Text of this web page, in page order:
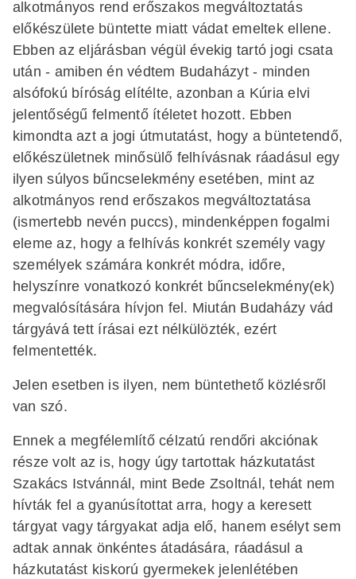
alkotmányos rend erőszakos megváltoztatás
előkészülete büntette miatt vádat emeltek ellene.
Ebben az eljárásban végül évekig tartó jogi csata
után - amiben én védtem Budaházyt - minden
alsófokú bíróság elítélte, azonban a Kúria elvi
jelentőségű felmentő ítéletet hozott. Ebben
kimondta azt a jogi útmutatást, hogy a büntetendő,
előkészületnek minősülő felhívásnak ráadásul egy
ilyen súlyos bűncselekmény esetében, mint az
alkotmányos rend erőszakos megváltoztatása
(ismertebb nevén puccs), mindenképpen fogalmi
eleme az, hogy a felhívás konkrét személy vagy
személyek számára konkrét módra, időre,
helyszínre vonatkozó konkrét bűncselekmény(ek)
megvalósítására hívjon fel. Miután Budaházy vád
tárgyává tett írásai ezt nélkülözték, ezért
felmentették.
Jelen esetben is ilyen, nem büntethető közlésről
van szó.
Ennek a megfélemlítő célzatú rendőri akciónak
része volt az is, hogy úgy tartottak házkutatást
Szakács Istvánnál, mint Bede Zsoltnál, tehát nem
hívták fel a gyanúsítottat arra, hogy a keresett
tárgyat vagy tárgyakat adja elő, hanem esélyt sem
adtak annak önkéntes átadására, ráadásul a
házkutatást kiskorú gyermekek jelenlétében